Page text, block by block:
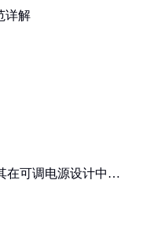
详解
在可调电源设计中的